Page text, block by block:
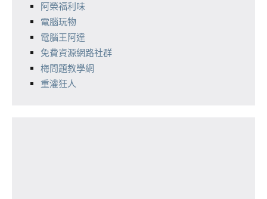
阿榮福利味
電腦玩物
電腦王阿達
免費資源網路社群
梅問題教學網
重灌狂人